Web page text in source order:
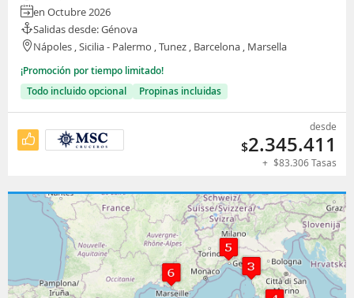
en Octubre 2026
Salidas desde: Génova
Nápoles , Sicilia - Palermo , Tunez , Barcelona , Marsella
¡Promoción por tiempo limitado!
Todo incluido opcional
Propinas incluidas
desde
$2.345.411
+ $83.306Tasas